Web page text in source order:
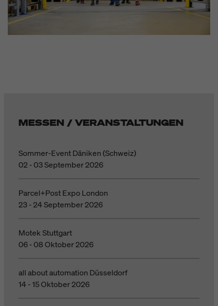
MESSEN / VERANSTALTUNGEN
Sommer-Event Däniken (Schweiz)
02 - 03 September 2026
Parcel+Post Expo London
23 - 24 September 2026
Motek Stuttgart
06 - 08 Oktober 2026
all about automation Düsseldorf
14 - 15 Oktober 2026